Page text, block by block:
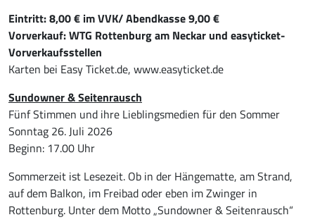
Eintritt: 8,00 € im VVK/ Abendkasse 9,00 €
Vorverkauf: WTG Rottenburg am Neckar und easyticket-
Vorverkaufsstellen
Karten bei Easy Ticket.de, www.easyticket.de
Sundowner & Seitenrausch
Fünf Stimmen und ihre Lieblingsmedien für den Sommer
Sonntag 26. Juli 2026
Beginn: 17.00 Uhr
Sommerzeit ist Lesezeit. Ob in der Hängematte, am Strand,
auf dem Balkon, im Freibad oder eben im Zwinger in
Rottenburg. Unter dem Motto „Sundowner & Seitenrausch“